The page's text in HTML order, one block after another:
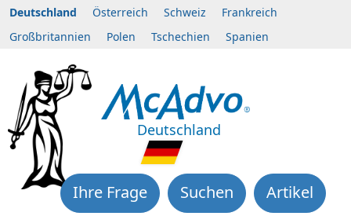
Deutschland Österreich Schweiz
Frankreich
Großbritannien
Polen Tschechien Spanien
Deutschland
Artikel
Suchen
Ihre Frage